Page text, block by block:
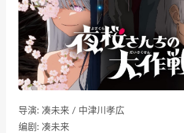
导演: 凑未来 / 中津川孝広
编剧: 凑未来